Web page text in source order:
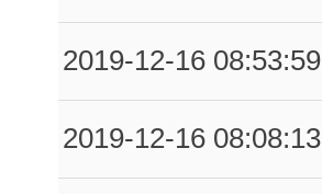
2019-12-16 08:53:59
2019-12-16 08:08:13